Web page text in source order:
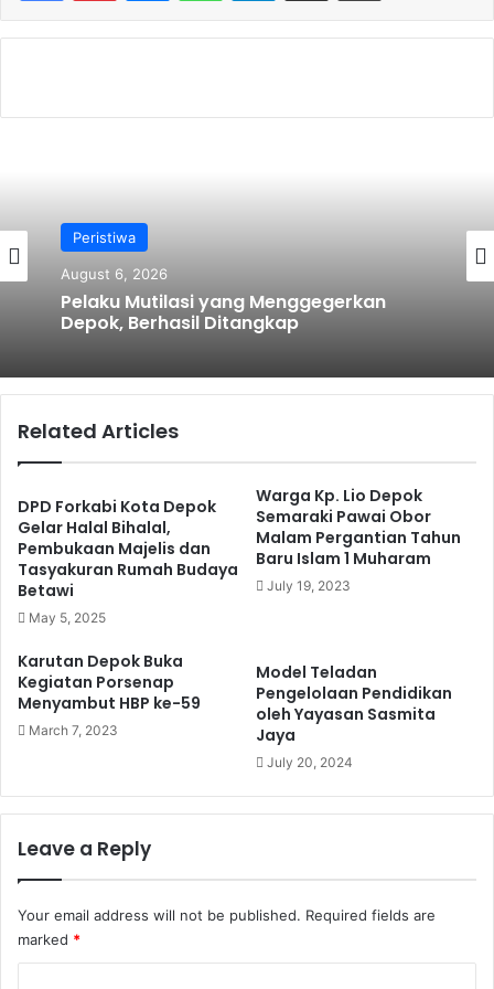
o
k
Peristiwa
August 6, 2026
Pelaku Mutilasi yang Menggegerkan
Depok, Berhasil Ditangkap
Pendidikan
August 5, 2026
2 Depok
Related Articles
DPD Forkabi Kota Depok
Gelar Halal Bihalal,
Pembukaan Majelis dan
Tasyakuran Rumah Budaya
Betawi
May 5, 2025
Warga Kp. Lio Depok
Semaraki Pawai Obor
Malam Pergantian Tahun
Baru Islam 1 Muharam
July 19, 2023
Karutan Depok Buka
Kegiatan Porsenap
Menyambut HBP ke-59
March 7, 2023
Model Teladan
Pengelolaan Pendidikan
oleh Yayasan Sasmita
Jaya
July 20, 2024
Leave a Reply
Your email address will not be published. Required fields are
marked *